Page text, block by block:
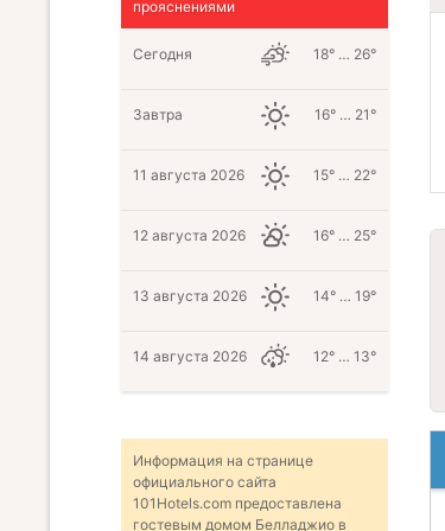
прояснениями
Сегодня 18° … 26°
Завтра 16° … 21°
11 августа 2026 15° … 22°
12 августа 2026 16° … 25°
13 августа 2026 14° … 19°
14 августа 2026 12° … 13°
Информация на странице
официального сайта
101Hotels.com предоставлена
гостевым домом Белладжио в